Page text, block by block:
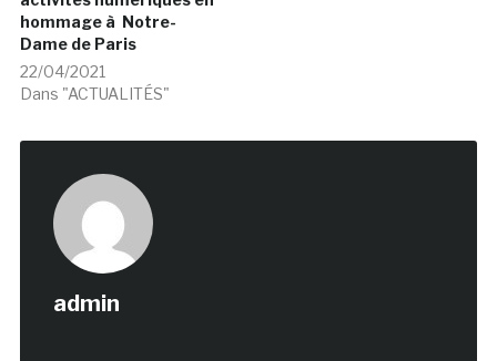
hommage à Notre-
Dame de Paris
22/04/2021
Dans "ACTUALITÉS"
admin